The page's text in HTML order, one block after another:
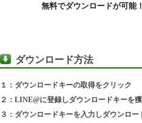
無料でダウンロードが可能！
ダウンロード方法
１：ダウンロードキーの取得をクリック
２：LINE@に登録しダウンロードキーを
３：ダウンロードキーを入力しダウンロー